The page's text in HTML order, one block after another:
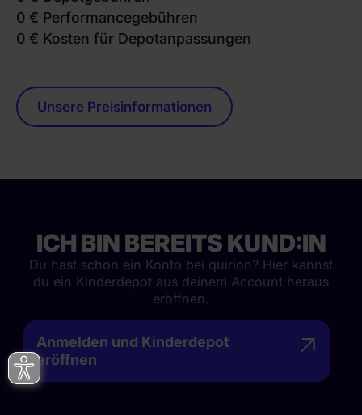
0 € Performancegebühren
0 € Kosten für Depotanpassungen
Unsere Preisinformationen
ICH BIN BEREITS KUND:IN
Du hast schon ein Konto bei quirion? Hier kannst
du ein Kinderdepot aus deinem Account heraus
eröffnen.
Anmelden und Kinderdepot
eröffnen